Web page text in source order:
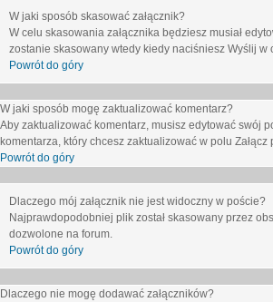
W jaki sposób skasować załącznik?
W celu skasowania załącznika będziesz musiał
zostanie skasowany wtedy kiedy naciśniesz Wyślij w
Powrót do góry
W jaki sposób mogę zaktualizować komentarz?
Aby zaktualizować komentarz, musisz edytować swój
komentarza, który chcesz zaktualizować w polu Załącz
Powrót do góry
Dlaczego mój załącznik nie jest widoczny w poście?
Najprawdopodobniej plik został skasowany przez
dozwolone na forum.
Powrót do góry
Dlaczego nie mogę dodawać załączników?